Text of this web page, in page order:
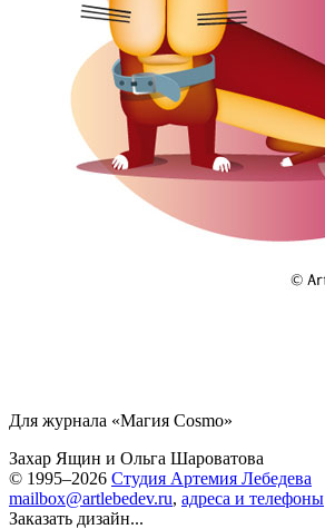
Для журнала «Магия Cosmo»
Захар Ящин и Ольга Шароватова
© 1995–2026 Студия Артемия Лебедева
mailbox@artlebedev.ru, адреса и телефоны
Заказать дизайн...